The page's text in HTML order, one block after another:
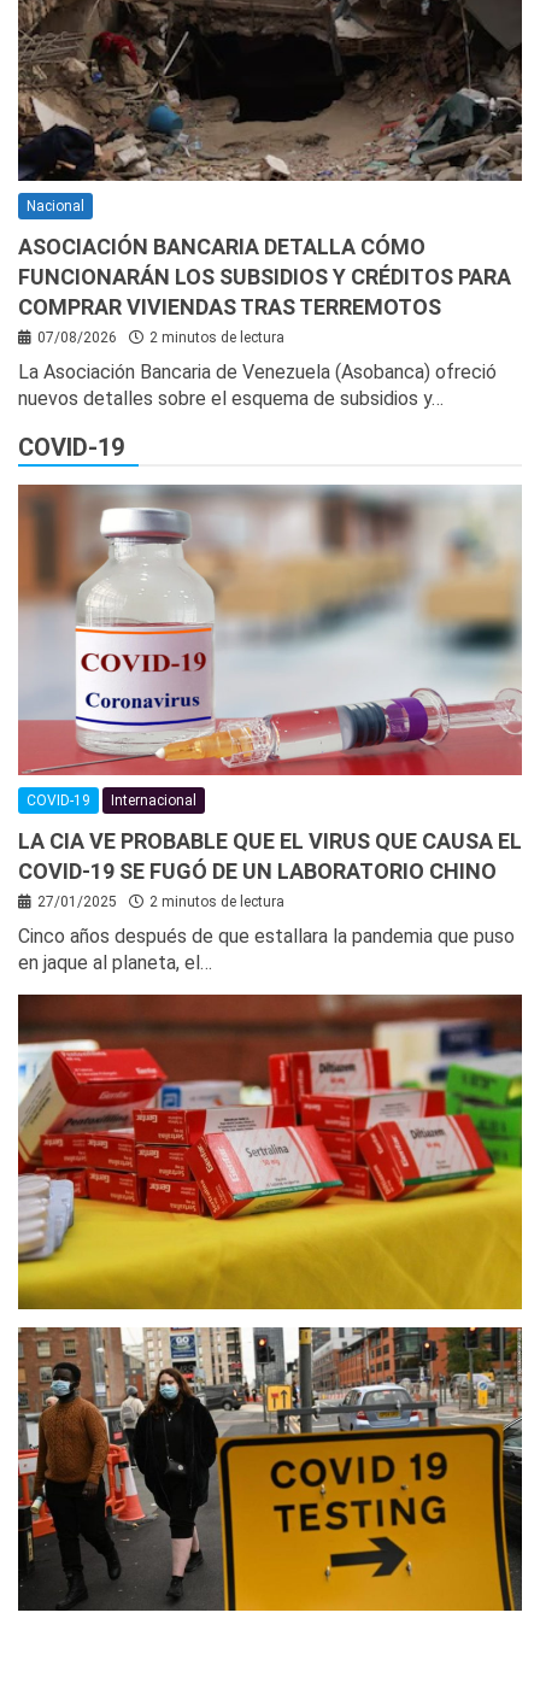
Nacional
ASOCIACIÓN BANCARIA DETALLA CÓMO
FUNCIONARÁN LOS SUBSIDIOS Y CRÉDITOS PARA
COMPRAR VIVIENDAS TRAS TERREMOTOS
07/08/2026 2 minutos de lectura
La Asociación Bancaria de Venezuela (Asobanca) ofreció
nuevos detalles sobre el esquema de subsidios y…
COVID-19
COVID-19 Internacional
LA CIA VE PROBABLE QUE EL VIRUS QUE CAUSA EL
COVID-19 SE FUGÓ DE UN LABORATORIO CHINO
27/01/2025 2 minutos de lectura
Cinco años después de que estallara la pandemia que puso
en jaque al planeta, el…